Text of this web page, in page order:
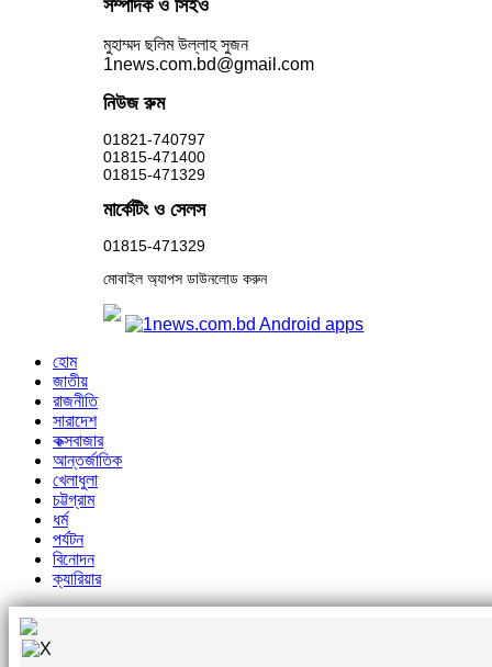
সম্পাদক ও সিইও
মুহাম্মদ ছলিম উল্লাহ সুজন
1news.com.bd@gmail.com
নিউজ রুম
01821-740797
01815-471400
01815-471329
মার্কেটিং ও সেলস
01815-471329
মোবাইল অ্যাপস ডাউনলোড করুন
হোম
জাতীয়
রাজনীতি
সারাদেশ
কক্সবাজার
আন্তর্জাতিক
খেলাধুলা
চট্টগ্রাম
ধর্ম
পর্যটন
বিনোদন
ক্যারিয়ার